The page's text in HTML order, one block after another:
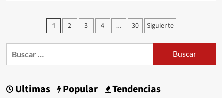
PRESENTA
GABY
GAMBOA
LIBRO
30
Paginación
de
1 2 3 4 … 30 Siguiente
Ultimas Popular Tendencias